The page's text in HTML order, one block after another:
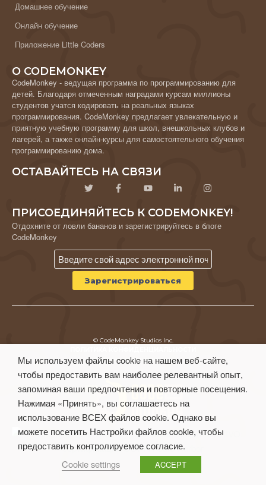
Домашнее обучение
Онлайн обучение
Приложение Little Coders
О CODEMONKEY
CodeMonkey - ведущая программа по программированию для
детей. Благодаря отмеченным наградами курсам миллионы
студентов учатся кодировать на реальных языках
программирования. CodeMonkey предлагает увлекательную и
приятную учебную программу для школ, внешкольных клубов и
лагерей, а также онлайн-курсы для самостоятельного обучения
программированию дома.
ОСТАВАЙТЕСЬ НА СВЯЗИ
ПРИСОЕДИНЯЙТЕСЬ К CODEMONKEY!
Отдохните от ловли бананов и зарегистрируйтесь в блоге
CodeMonkey
© CodeMonkey Studios Inc.
Условия использования
Мы используем файлы cookie на нашем веб-сайте,
чтобы предоставить вам наиболее релевантный опыт,
запоминая ваши предпочтения и повторные посещения.
Нажимая «Принять», вы соглашаетесь на
использование ВСЕХ файлов cookie. Однако вы
можете посетить Настройки файлов cookie, чтобы
предоставить контролируемое согласие.
Cookie settings
ACCEPT